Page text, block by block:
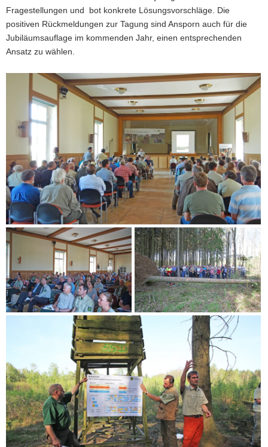
Fragestellungen und bot konkrete Lösungsvorschläge. Die
positiven Rückmeldungen zur Tagung sind Ansporn auch für die
Jubiläumsauflage im kommenden Jahr, einen entsprechenden
Ansatz zu wählen.